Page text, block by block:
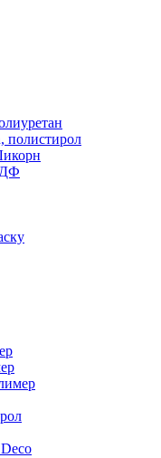
полистирол